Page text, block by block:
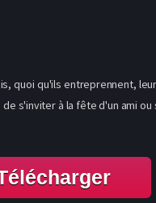
quoi qu'ils entreprennent,
s'inviter à la fête d'un ami